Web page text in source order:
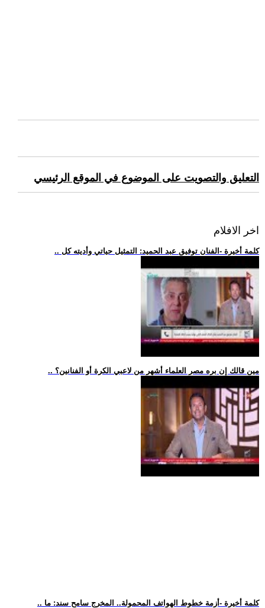
التعليق والتصويت على الموضوع في الموقع الرئيسي
اخر الافلام
.. كلمة أخيرة -الفنان توفيق عبد الحميد: التمثيل حياتي وأديته كل
.. مين قالك إن بره مصر العلماء أشهر من لاعبي الكرة أو الفنانين؟
.. كلمة أخيرة -أزمة خطوط الهواتف المحمولة.. المخرج سامح سند: ما